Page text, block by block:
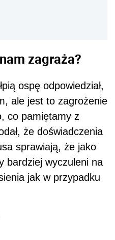
zagraża?
ospę odpowiedział,
ale jest to zagrożenie
co pamiętamy z
że doświadczenia
sprawiają, że jako
bardziej wyczuleni na
jak w przypadku